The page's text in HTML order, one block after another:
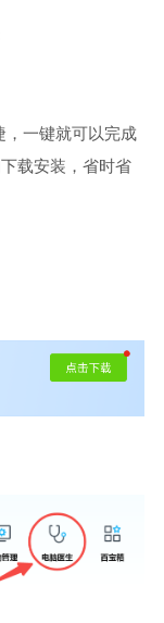
，一键就可以完成
载安装，省时省